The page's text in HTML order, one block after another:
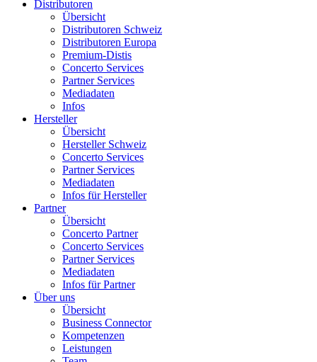
Distributoren
Übersicht
Distributoren Schweiz
Distributoren Europa
Premium-Distis
Concerto Services
Partner Services
Mediadaten
Infos
Hersteller
Übersicht
Hersteller Schweiz
Concerto Services
Partner Services
Mediadaten
Infos für Hersteller
Partner
Übersicht
Concerto Partner
Concerto Services
Partner Services
Mediadaten
Infos für Partner
Über uns
Übersicht
Business Connector
Kompetenzen
Leistungen